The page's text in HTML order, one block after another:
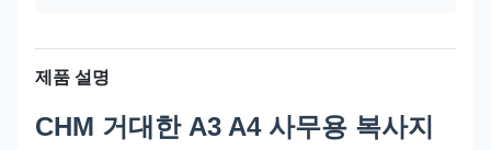
제품 설명
CHM 거대한 A3 A4 사무용 복사지